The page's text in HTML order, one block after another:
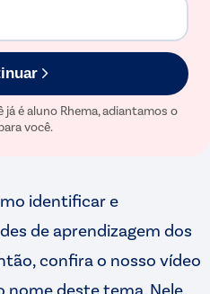
é aluno Rhema, adiantamos o
você.
identificar e
de aprendizagem dos
confira o nosso vídeo
nome deste tema. Nele,